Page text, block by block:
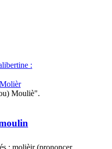
:
Mouliè".
: molièir (prononcer